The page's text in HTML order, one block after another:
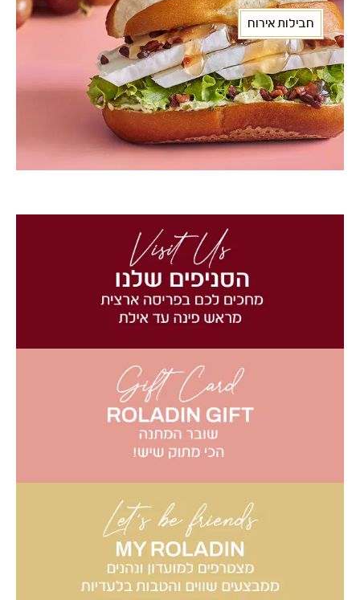
חבילות אירוח